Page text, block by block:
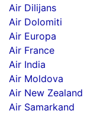
Air Dilijans
Air Dolomiti
Air Europa
Air France
Air India
Air Moldova
Air New Zealand
Air Samarkand